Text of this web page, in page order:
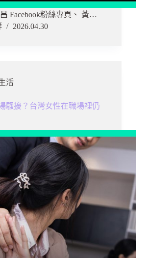
Facebook粉絲專頁、 黃…
2026.04.30
活
騷擾？台灣女性在職場裡仍